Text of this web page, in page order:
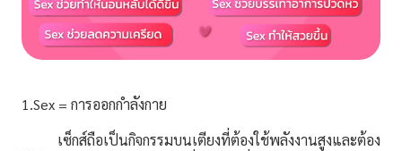
1.Sex = การออกกำลังกาย
เซ็กส์ถือเป็นกิจกรรมบนเตียงที่ต้องใช้พลังงานสูงและต้อง